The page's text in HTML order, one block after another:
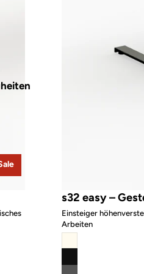
s32 easy –
Einsteiger
Arbeiten